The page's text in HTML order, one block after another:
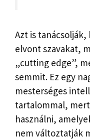
Azt is
elvont szavakat,
„cutting edge”,
semmit. Ez egy
mesterséges
tartalommal,
használni,
nem változtatják